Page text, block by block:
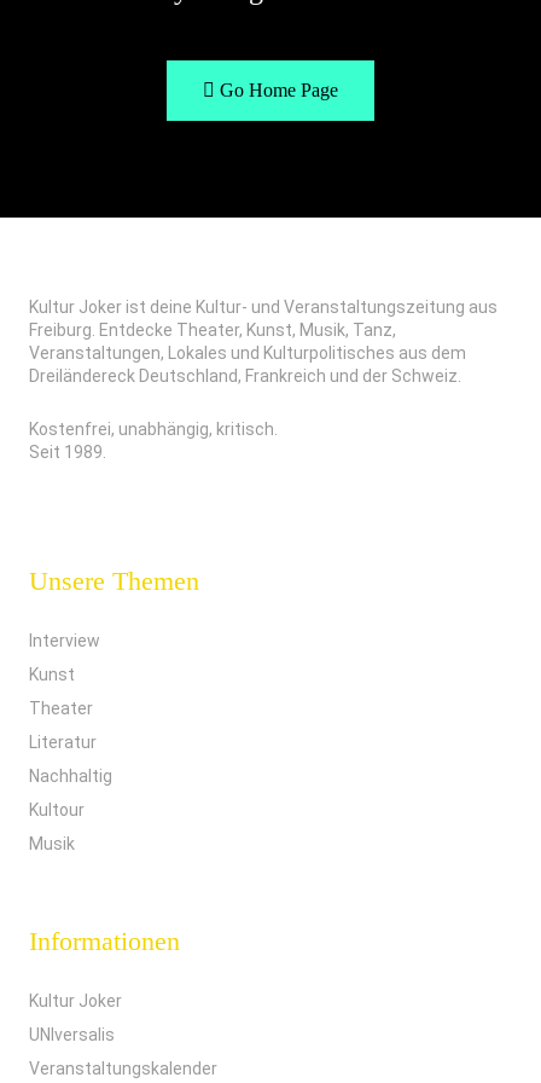
Go Home Page
Kultur Joker ist deine Kultur- und Veranstaltungszeitung aus
Freiburg. Entdecke Theater, Kunst, Musik, Tanz,
Veranstaltungen, Lokales und Kulturpolitisches aus dem
Dreiländereck Deutschland, Frankreich und der Schweiz.
Kostenfrei, unabhängig, kritisch.
Seit 1989.
Unsere Themen
Interview
Kunst
Theater
Literatur
Nachhaltig
Kultour
Musik
Informationen
Kultur Joker
UNIversalis
Veranstaltungskalender